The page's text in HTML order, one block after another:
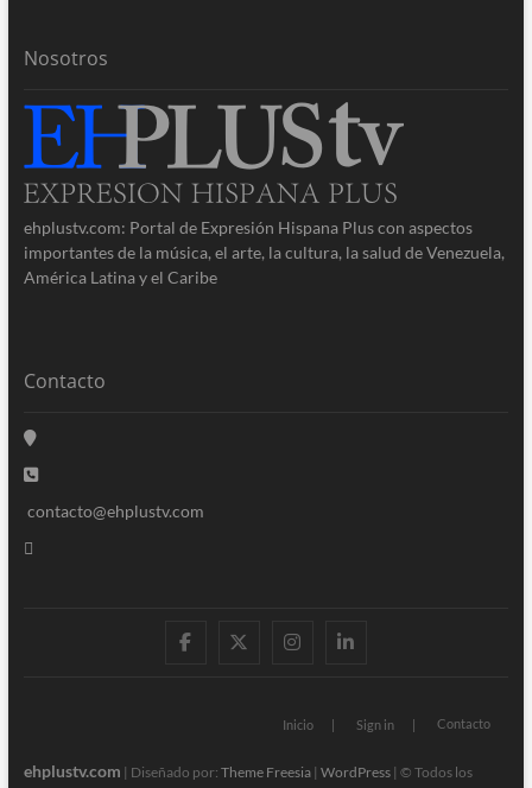
Nosotros
ehplustv.com: Portal de Expresión Hispana Plus con aspectos
importantes de la música, el arte, la cultura, la salud de Venezuela,
América Latina y el Caribe
Contacto
contacto@ehplustv.com
facebooktwitterinstagram
linkedin
Inicio Sign in Contacto
ehplustv.com | Diseñado por: Theme Freesia| WordPress| © Todos los